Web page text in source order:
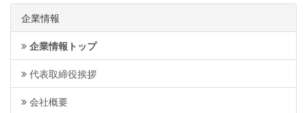
企業情報
企業情報トップ
代表取締役挨拶
会社概要